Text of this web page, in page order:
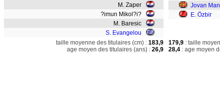
M. Zaper
?imun Mikol?i?
M. Baresic
S. Evangelou
Jovan
E. Özbir
taille moyenne des titulaires (cm) : 183,9
age moyen des titulaires (ans) : 26,9
179,9 : taille
28,4 : age moyen